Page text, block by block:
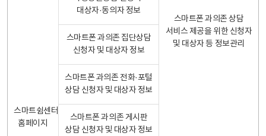
스마트쉼센터
홈페이지
스마트폰 과의존 상담
서비스 제공을 위한 신청자
및 대상자 등 정보관리
대상자·동의자 정보
스마트폰 과의존 집단상담
신청자 및 대상자 정보
스마트폰 과의존 전화·포털
상담 신청자 및 대상자 정보
스마트폰 과의존 게시판
상담 신청자 및 대상자 정보